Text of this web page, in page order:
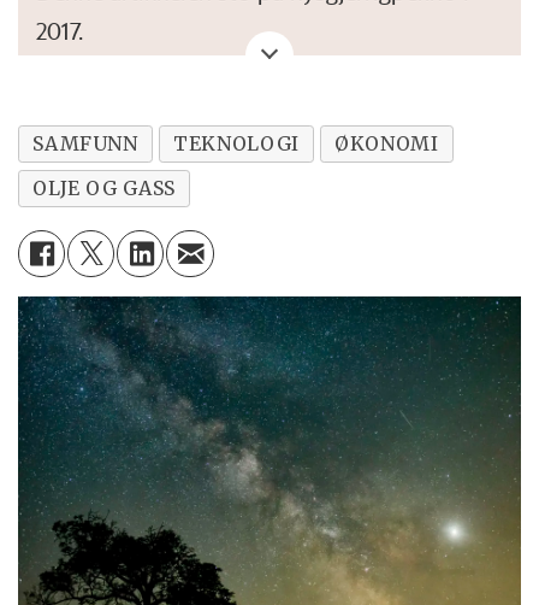
2017.
SAMFUNN TEKNOLOGI
ØKONOMI
OLJE OG GASS